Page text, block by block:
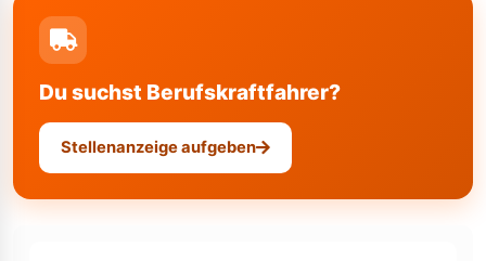
Du suchst Berufskraftfahrer?
Stellenanzeige aufgeben